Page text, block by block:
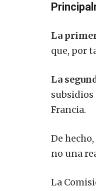
La
que, por
La
subsidios
Francia.
De
no una
La